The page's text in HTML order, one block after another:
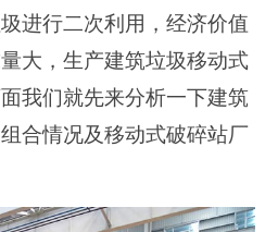
进行二次利用，经济价值
大，生产建筑垃圾移动式
我们就先来分析一下建筑
合情况及移动式破碎站厂